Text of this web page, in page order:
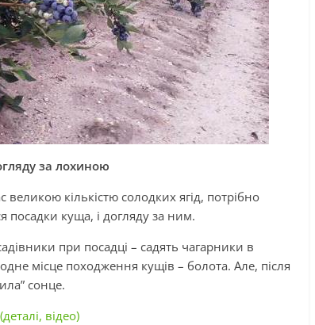
за лохиною
кількістю солодких ягід, потрібно
посадки куща, і догляду за ним.
при посадці – садять чагарники в
місце походження кущів – болота. Але, після
сонце.
відео)